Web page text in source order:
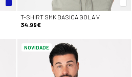
T-SHIRT SMK BASICA GOLA V
34.99€
NOVIDADE